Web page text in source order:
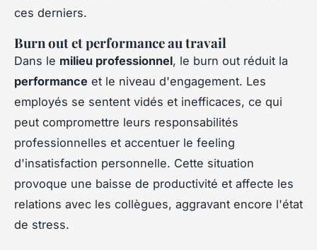
ces derniers.
Burn out et performance au travail
Dans le milieu professionnel, le burn out réduit la
performance et le niveau d'engagement. Les
employés se sentent vidés et inefficaces, ce qui
peut compromettre leurs responsabilités
professionnelles et accentuer le feeling
d'insatisfaction personnelle. Cette situation
provoque une baisse de productivité et affecte les
relations avec les collègues, aggravant encore l'état
de stress.